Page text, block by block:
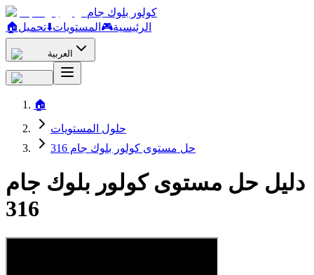
كولور بلوك جام
🏠
الرئيسية🎮 المستويات⬇️تحميل
العربية
🏠
حلول المستويات
حل مستوى كولور بلوك جام 316
دليل حل مستوى كولور بلوك جام
316